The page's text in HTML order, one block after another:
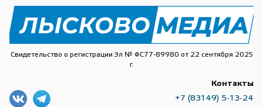
Свидетельство о регистрации Эл № ФС77-89980 от 22 сентября 2025
г.
Контакты
+7 (83149) 5-13-24